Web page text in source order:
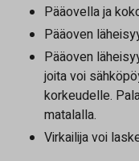
Pääovella ja
Pääoven
Pääoven
joita voi
korkeudelle.
matalalla.
Virkailija voi